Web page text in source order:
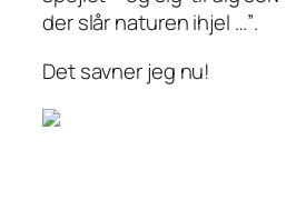
der slår naturen ihjel …”.
Det savner jeg nu!